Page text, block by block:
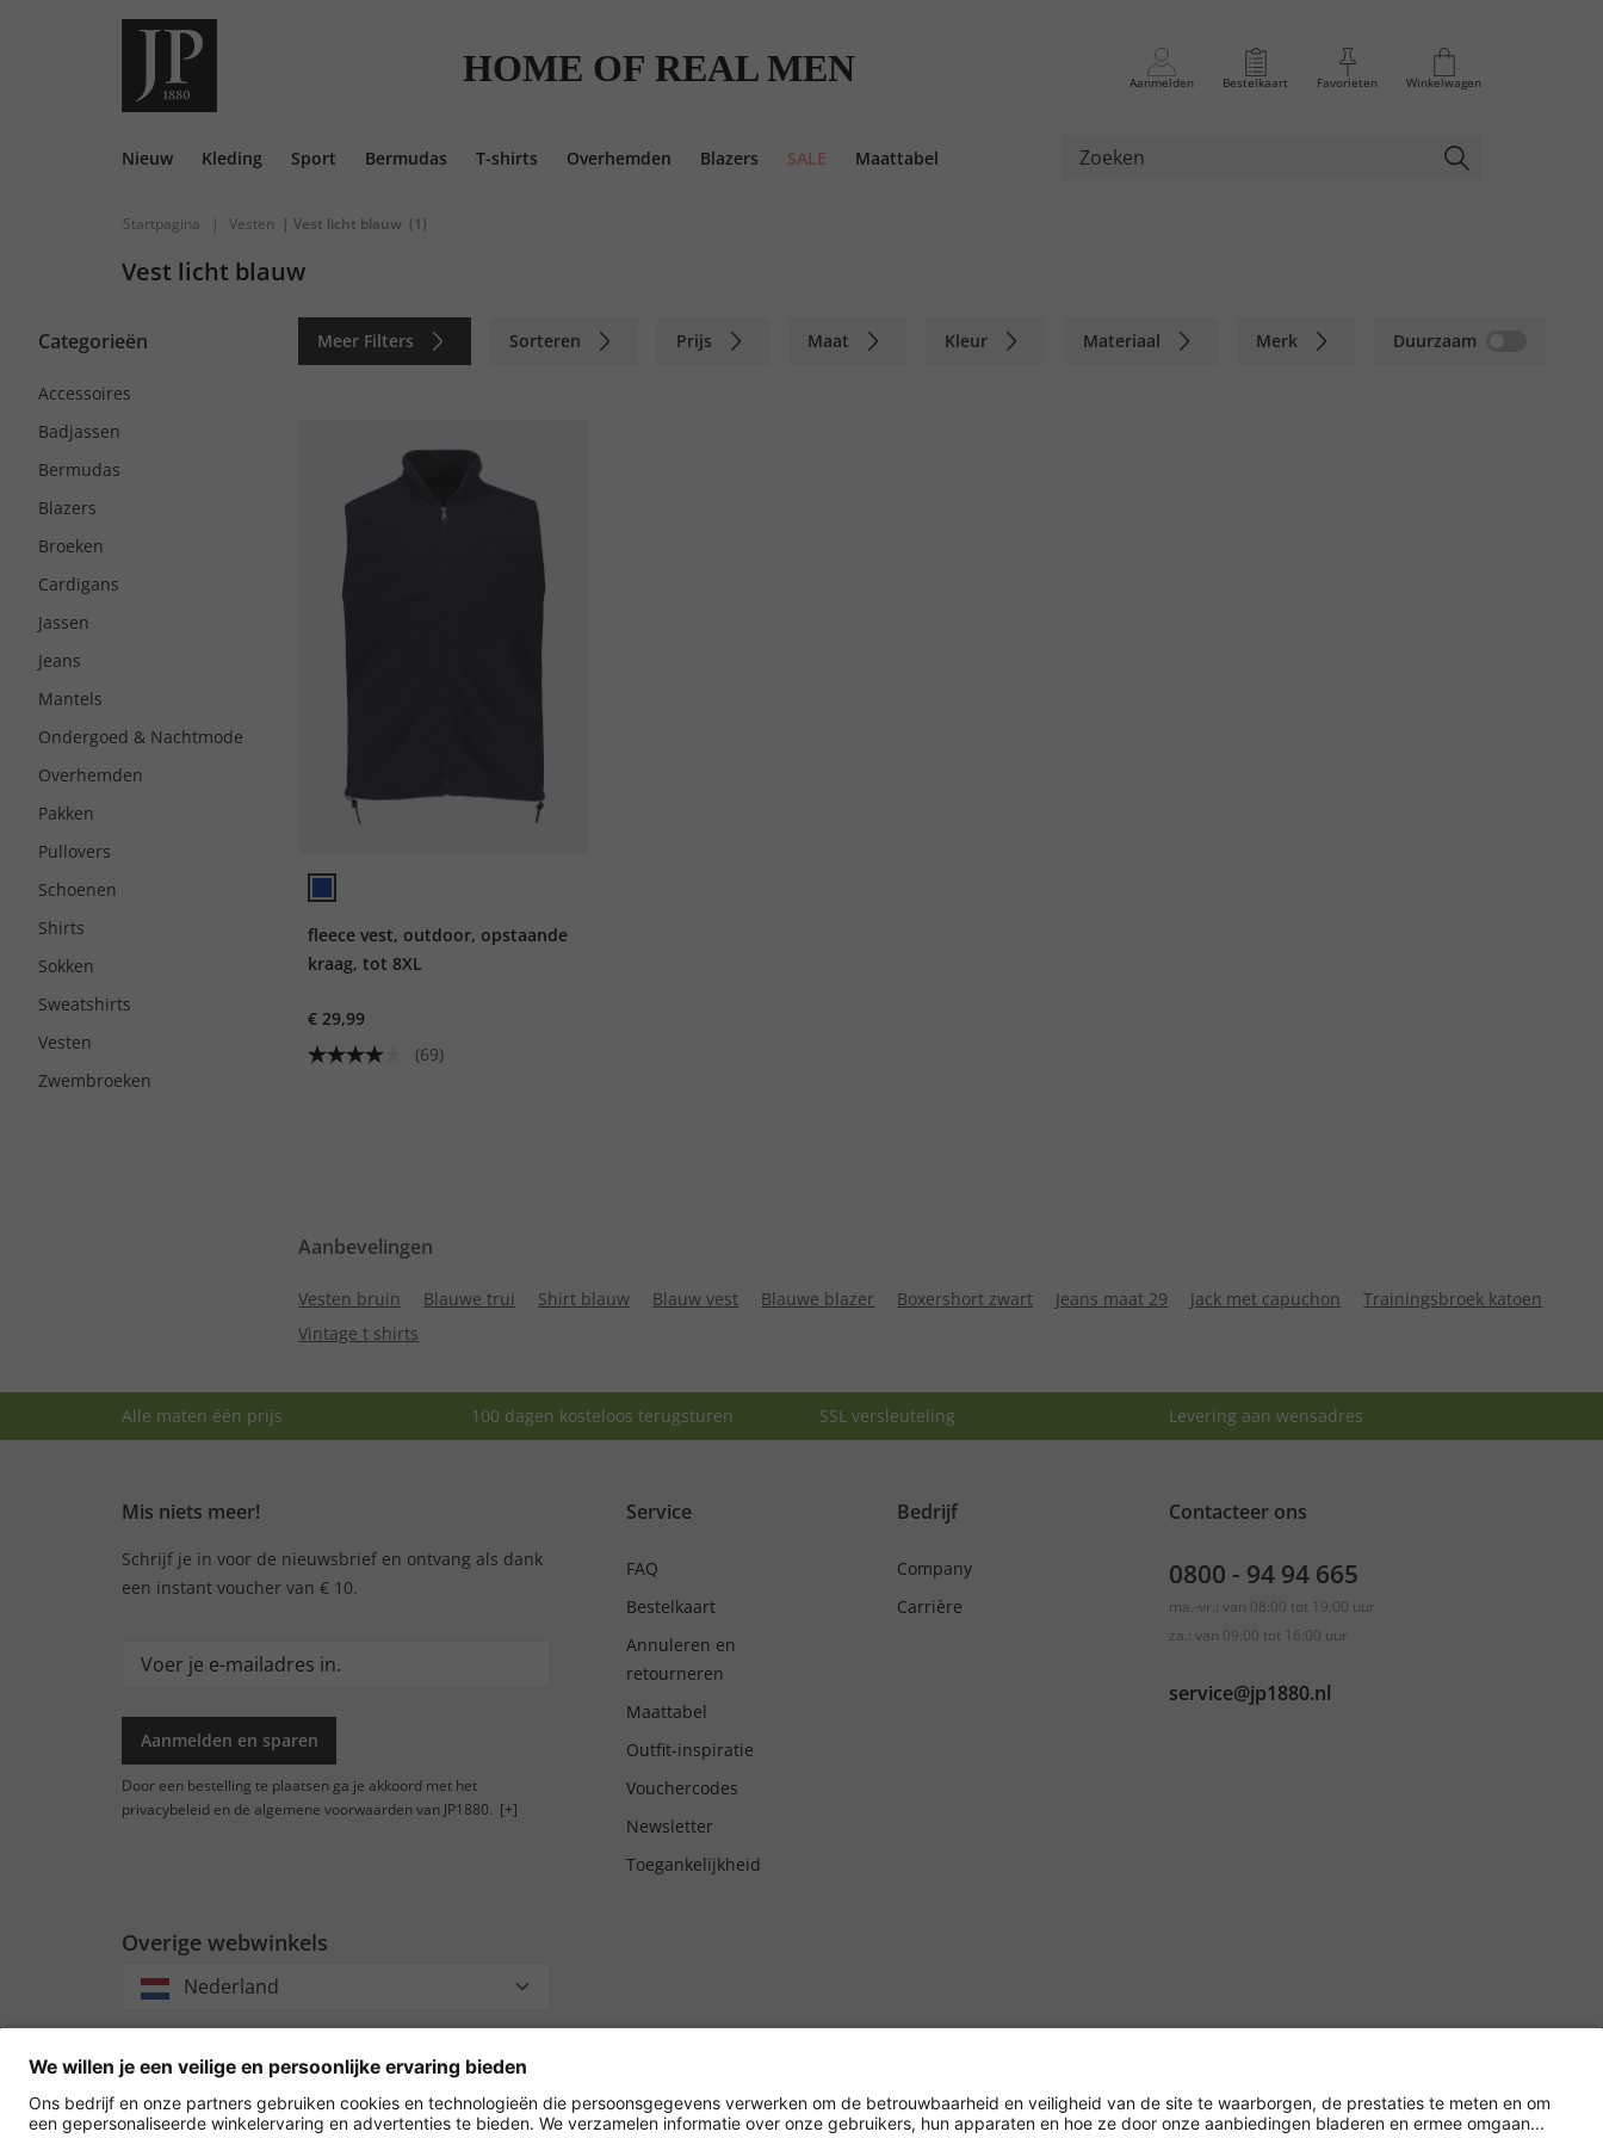
HOME OF REAL MEN Aanmelden Bestelkaart Favorieten Winkelwagen
Nieuw Kleding Sport Bermudas T-shirts Overhemden Blazers SALE Maattabel
Startpagina | Vesten | Vest licht blauw (1)
Vest licht blauw
Categorieën Meer Filters Sorteren Prijs Maat Kleur Duurzaam
Materiaal Merk
Accessoires
Badjassen
Bermudas
Blazers
Broeken
Cardigans
Jassen
Jeans
Mantels
Ondergoed & Nachtmode
Overhemden
Pakken
Pullovers
Schoenen
Shirts
Sokken
Sweatshirts
Vesten
Zwembroeken
fleece vest, outdoor, opstaande
kraag, tot 8XL
€ 29,99
(69)
Aanbevelingen
Vesten bruin Blauwe trui Shirt blauw Blauw vest Blauwe blazer Boxershort zwart Jeans maat 29 Jack met capuchon
Trainingsbroek katoen
Vintage t shirts
Alle maten één prijs 100 dagen kosteloos terugsturen SSL versleuteling Levering aan wensadres
Mis niets meer!
Schrijf je in voor de nieuwsbrief en ontvang als dank
een instant voucher van € 10.
Aanmelden en sparen
Door een bestelling te plaatsen ga je akkoord met het
privacybeleid en de algemene voorwaarden van JP1880. [+]
Service
FAQ
Bestelkaart
Annuleren en
retourneren
Maattabel
Outfit-inspiratie
Vouchercodes
Newsletter
Toegankelijkheid
Bedrijf
Company
Carrière
Contacteer ons
0800 - 94 94 665
ma.-vr.: van 08:00 tot 19:00 uur
za.: van 09:00 tot 16:00 uur
service@jp1880.nl
Overige webwinkels
Nederland
Acceptgiro/
overschrijving